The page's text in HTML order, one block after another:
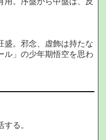
。邪念、虚飾は持たな
ル」の少年期悟空を思わ
る。